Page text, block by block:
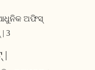
|